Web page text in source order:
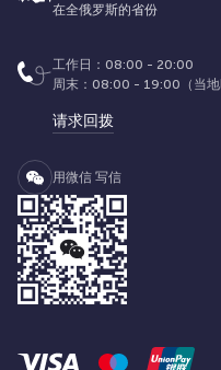
在全俄罗斯的省份
工作日：08:00 - 20:00
周末：08:00 - 19:00（当地
请求回拨
用微信 写信